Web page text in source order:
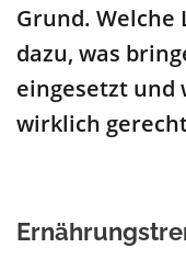
Grund.
dazu, was
eingesetzt und
wirklich